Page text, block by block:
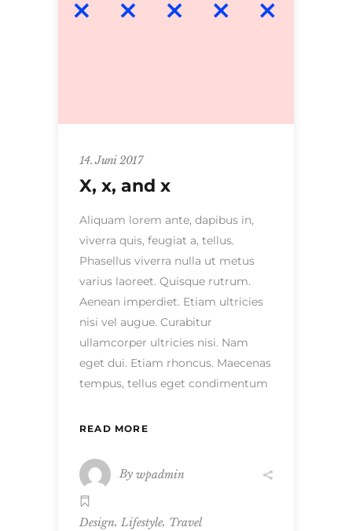
14. Juni 2017
X, x, and x
Aliquam lorem ante, dapibus in,
viverra quis, feugiat a, tellus.
Phasellus viverra nulla ut metus
varius laoreet. Quisque rutrum.
Aenean imperdiet. Etiam ultricies
nisi vel augue. Curabitur
ullamcorper ultricies nisi. Nam
eget dui. Etiam rhoncus. Maecenas
tempus, tellus eget condimentum
READ MORE
By wpadmin
Design, Lifestyle, Travel